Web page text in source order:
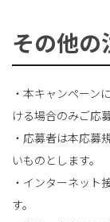
その他の
・本キャンペーン
ける場合のみご応
・応募者は本応募
いものとします。
・インターネット
す。